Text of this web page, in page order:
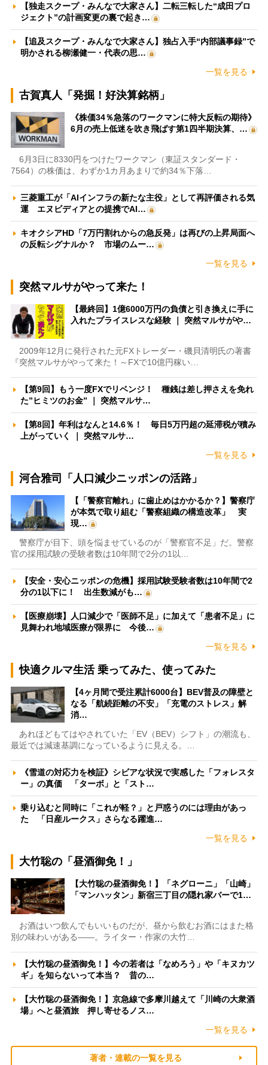
【独走スクープ・みんなで大家さん】二転三転した“成田プロ
ジェクト”の計画変更の裏で起き…
【追及スクープ・みんなで大家さん】独占入手“内部議事録”で
明かされる柳瀬健一・代表の思…
一覧を見る
古賀真人「発掘！好決算銘柄」
《株価34％急落のワークマンに特大反転の期待》
6月の売上低迷を吹き飛ばす第1四半期決算、…
6月3日に8330円をつけたワークマン（東証スタンダード・
7564）の株価は、わずか1カ月あまりで約34％下落…
三菱重工が「AIインフラの新たな主役」として再評価される気
運 エヌビディアとの提携でAI…
キオクシアHD「7万円割れからの急反発」は再びの上昇局面へ
の反転シグナルか？ 市場のムー…
一覧を見る
突然マルサがやって来た！
【最終回】1億6000万円の負債と引き換えに手に
入れたプライスレスな経験 ｜ 突然マルサがや…
2009年12月に発行された元FXトレーダー・磯貝清明氏の著書
『突然マルサがやって来た！～FXで10億円稼い…
【第9回】もう一度FXでリベンジ！ 種銭は差し押さえを免れ
た”ヒミツのお金” ｜ 突然マルサ…
【第8回】年利はなんと14.6％！ 毎日5万円超の延滞税が積み
上がっていく ｜ 突然マルサ…
一覧を見る
河合雅司「人口減少ニッポンの活路」
【「警察官離れ」に歯止めはかかるか？】警察庁
が本気で取り組む「警察組織の構造改革」 実
現…
警察庁が目下、頭を悩ませているのが「警察官不足」だ。警察
官の採用試験の受験者数は10年間で2分の1以…
【安全・安心ニッポンの危機】採用試験受験者数は10年間で2
分の1以下に！ 出生数減がも…
【医療崩壊】人口減少で「医師不足」に加えて「患者不足」に
見舞われ地域医療が限界に 今後…
一覧を見る
快適クルマ生活 乗ってみた、使ってみた
【4ヶ月間で受注累計6000台】BEV普及の障壁と
なる「航続距離の不安」「充電のストレス」解
消…
あれほどもてはやされていた「EV（BEV）シフト」の潮流も、
最近では減速基調になっているように見える。…
《雪道の対応力を検証》シビアな状況で実感した「フォレスタ
ー」の真価 「ターボ」と「スト…
乗り込むと同時に「これが軽？」と戸惑うのには理由があっ
た 「日産ルークス」さらなる躍進…
一覧を見る
大竹聡の「昼酒御免！」
【大竹聡の昼酒御免！】「ネグローニ」「山崎」
「マンハッタン」新宿三丁目の隠れ家バーで1…
お酒はいつ飲んでもいいものだが、昼から飲むお酒にはまた格
別の味わいがある――。ライター・作家の大竹…
【大竹聡の昼酒御免！】今の若者は「なめろう」や「キヌカツ
ギ」を知らないって本当？ 昔の…
【大竹聡の昼酒御免！】京急線で多摩川越えて「川崎の大衆酒
場」へと昼酒旅 押し寄せるノス…
一覧を見る
著者・連載の一覧を見る